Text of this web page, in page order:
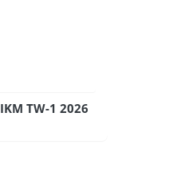
IKM TW-1 2026